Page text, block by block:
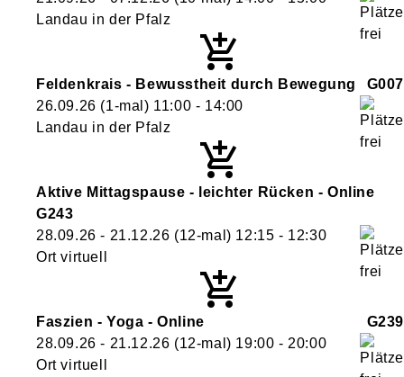
Landau in der Pfalz
Feldenkrais - Bewusstheit durch Bewegung
G007
26.09.26 (1-mal) 11:00 - 14:00
Landau in der Pfalz
Aktive Mittagspause - leichter Rücken - Online
G243
28.09.26 - 21.12.26 (12-mal) 12:15 - 12:30
Ort virtuell
Faszien - Yoga - Online
G239
28.09.26 - 21.12.26 (12-mal) 19:00 - 20:00
Ort virtuell